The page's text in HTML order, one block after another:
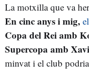
La motxilla que va
En cinc anys i mig,
Copa del Rei amb
Supercopa amb
minvat i el club